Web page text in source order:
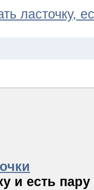
ласточку,
и есть